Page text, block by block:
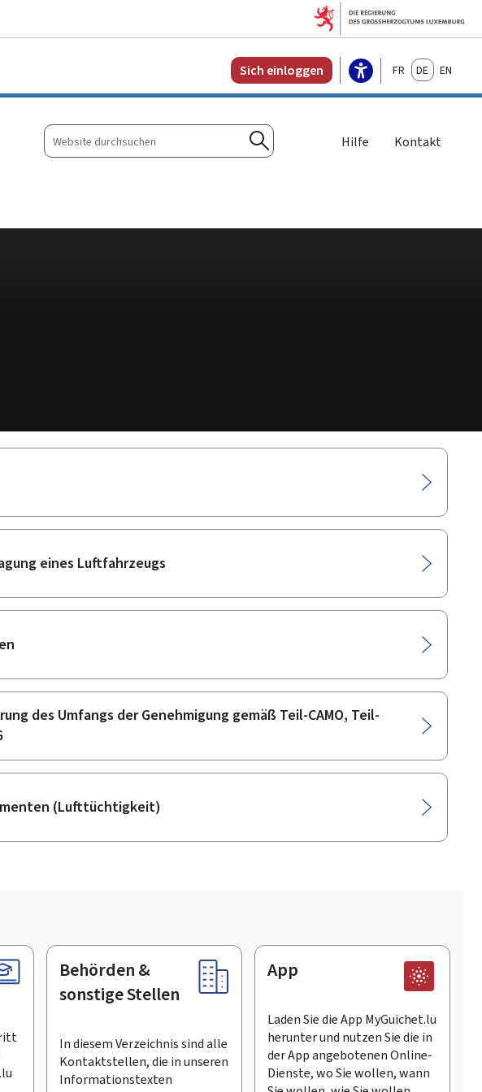
Sich einloggen FrançaisDeutschEnglish
Website
durchsuchen
Suchen
Hilfe Kontakt
eines Luftfahrzeugs
des Umfangs der Genehmigung gemäß Teil-CAMO, Teil-
(Lufttüchtigkeit)
Behörden &
sonstige Stellen
In diesem Verzeichnis sind alle
Kontaktstellen, die in unseren
Informationstexten
App
Laden Sie die App MyGuichet.lu
herunter und nutzen Sie die in
der App angebotenen Online-
Dienste, wo Sie wollen, wann